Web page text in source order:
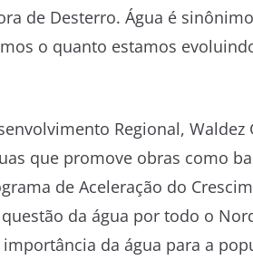
de Desterro. Água é
o quanto estamos
Regional, Waldez
que promove obras como
de Aceleração do
da água por todo o
da água para a